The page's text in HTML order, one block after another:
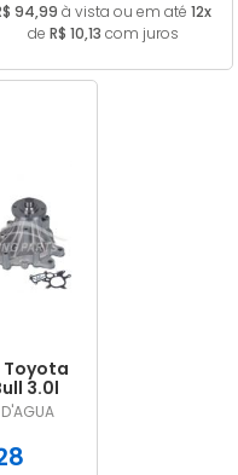
94,99 à vista ou em até 12x
de R$ 10,13 com juros
Toyota
3.0l
..